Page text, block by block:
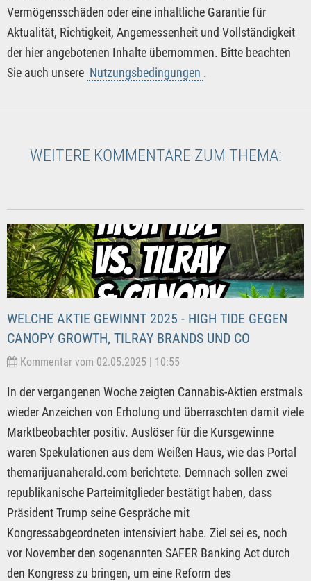
Vermögensschäden oder eine inhaltliche Garantie für
Aktualität, Richtigkeit, Angemessenheit und Vollständigkeit
der hier angebotenen Inhalte übernommen. Bitte beachten
Sie auch unsere Nutzungsbedingungen .
WEITERE KOMMENTARE ZUM THEMA:
WELCHE AKTIE GEWINNT 2025 - HIGH TIDE GEGEN
CANOPY GROWTH, TILRAY BRANDS UND CO
Kommentar vom 02.05.2025 | 10:55
In der vergangenen Woche zeigten Cannabis-Aktien erstmals
wieder Anzeichen von Erholung und überraschten damit viele
Marktbeobachter positiv. Auslöser für die Kursgewinne
waren Spekulationen aus dem Weißen Haus, wie das Portal
themarijuanaherald.com berichtete. Demnach sollen zwei
republikanische Parteimitglieder bestätigt haben, dass
Präsident Trump seine Gespräche mit
Kongressabgeordneten intensiviert habe. Ziel sei es, noch
vor November den sogenannten SAFER Banking Act durch
den Kongress zu bringen, um eine Reform des